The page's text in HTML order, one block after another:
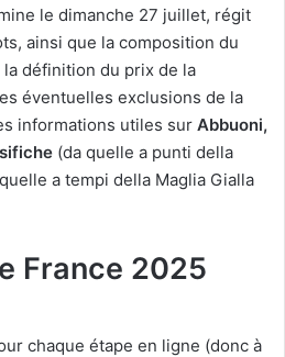
le dimanche 27 juillet, régit
ainsi que la composition du
définition du prix de la
éventuelles exclusions de la
informations utiles sur Abbuoni,
(da quelle a punti della
a tempi della Maglia Gialla
France 2025
chaque étape en ligne (donc à